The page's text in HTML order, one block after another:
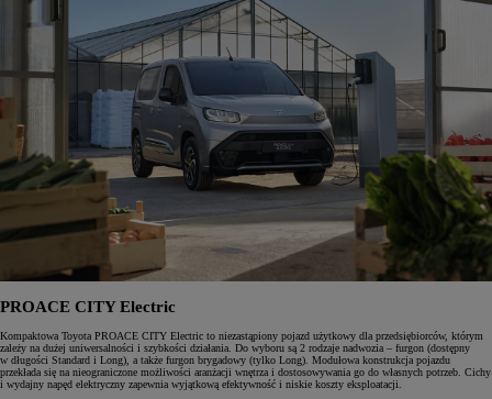
PROACE CITY Electric
Kompaktowa Toyota PROACE CITY Electric to niezastąpiony pojazd użytkowy dla przedsiębiorców, którym
zależy na dużej uniwersalności i szybkości działania. Do wyboru są 2 rodzaje nadwozia – furgon (dostępny
w długości Standard i Long), a także furgon brygadowy (tylko Long). Modułowa konstrukcja pojazdu
przekłada się na nieograniczone możliwości aranżacji wnętrza i dostosowywania go do własnych potrzeb. Cichy
i wydajny napęd elektryczny zapewnia wyjątkową efektywność i niskie koszty eksploatacji.